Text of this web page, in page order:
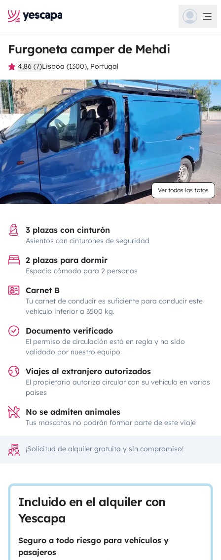
Furgoneta camper de Mehdi
4,86 (7)Lisboa (1300), Portugal
Ver todas las fotos
3 plazas con cinturón
Asientos con cinturones de seguridad
2 plazas para dormir
Espacio cómodo para 2 personas
Carnet B
Tu carnet de conducir es suficiente para conducir este
vehículo inferior a 3500 kg.
Documento verificado
El permiso de circulación está en regla y ha sido
validado por nuestro equipo
Viajes al extranjero autorizados
El propietario autoriza circular con su vehículo en varios
países
No se admiten animales
Tus mascotas no podrán formar parte de este viaje
¡Solicitud de alquiler gratuita y sin compromiso!
Incluido en el alquiler con
Yescapa
Seguro a todo riesgo para vehículos y
pasajeros